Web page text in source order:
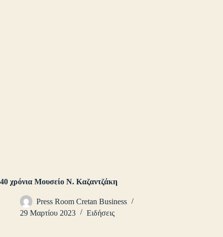
40 χρόνια Μουσείο Ν. Καζαντζάκη
Press Room Cretan Business
29 Μαρτίου 2023
Ειδήσεις